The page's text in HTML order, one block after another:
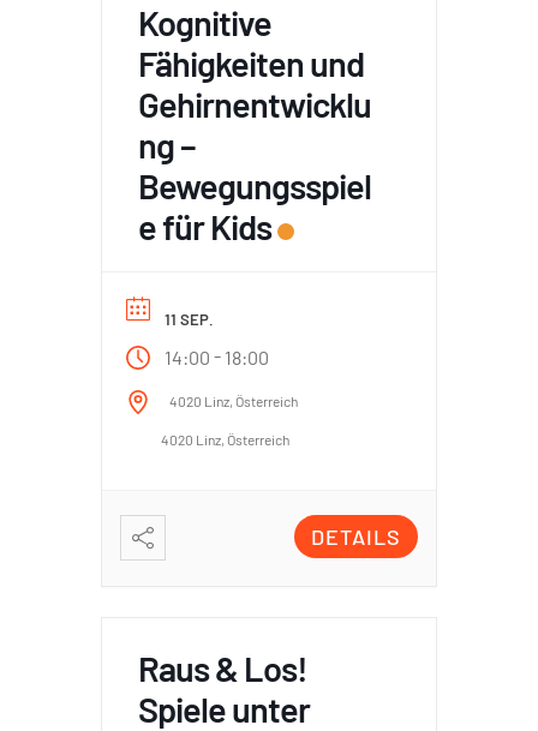
Kognitive
Fähigkeiten und
Gehirnentwicklu
ng –
Bewegungsspiel
e für Kids
11 SEP.
14:00 - 18:00
4020 Linz, Österreich
4020 Linz, Österreich
DETAILS
Raus & Los!
Spiele unter